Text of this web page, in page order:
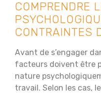
COMPRENDRE
CONTRAINTES
Avant de s’engager
facteurs doivent être
nature
travail. Selon les cas,